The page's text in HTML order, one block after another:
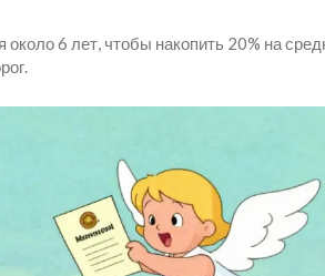
6 лет, чтобы накопить 20% на